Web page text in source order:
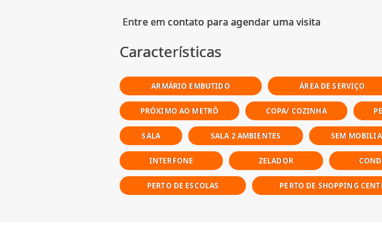
Características
ARMÁRIO EMBUTIDO ÁREA DE SERVIÇO
PRÓXIMO AO METRÔ COPA/ COZINHA
SALA SALA 2 AMBIENTES SEM MOBILIA
INTERFONE ZELADOR
PERTO DE ESCOLAS PERTO DE SHOPPING